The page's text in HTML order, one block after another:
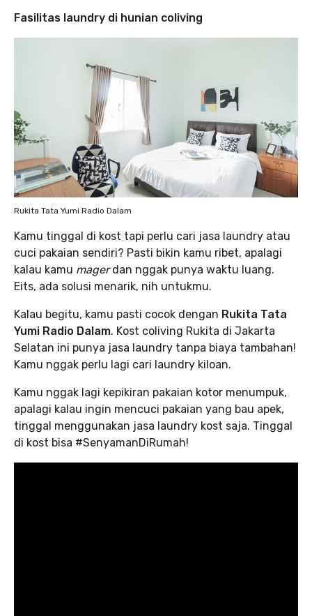
Fasilitas laundry di hunian coliving
Rukita Tata Yumi Radio Dalam
Kamu tinggal di kost tapi perlu cari jasa laundry atau
cuci pakaian sendiri? Pasti bikin kamu ribet, apalagi
kalau kamu magerdan nggak punya waktu luang.
Eits, ada solusi menarik, nih untukmu.
Kalau begitu, kamu pasti cocok dengan Rukita Tata
Yumi Radio Dalam. Kost coliving Rukita di Jakarta
Selatan ini punya jasa laundry tanpa biaya tambahan!
Kamu nggak perlu lagi cari laundry kiloan.
Kamu nggak lagi kepikiran pakaian kotor menumpuk,
apalagi kalau ingin mencuci pakaian yang bau apek,
tinggal menggunakan jasa laundry kost saja. Tinggal
di kost bisa #SenyamanDiRumah!